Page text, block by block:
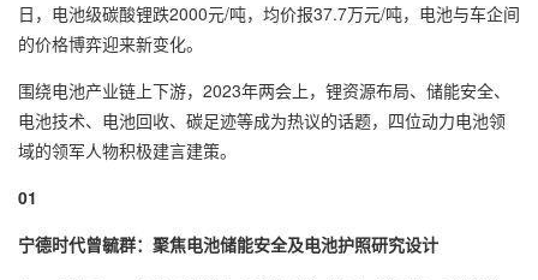
日，电池级碳酸锂跌2000元/吨，均价报37.7万元/吨，电池与车企间
的价格博弈迎来新变化。
围绕电池产业链上下游，2023年两会上，锂资源布局、储能安全、
电池技术、电池回收、碳足迹等成为热议的话题，四位动力电池领
域的领军人物积极建言建策。
01
宁德时代曾毓群：聚焦电池储能安全及电池护照研究设计